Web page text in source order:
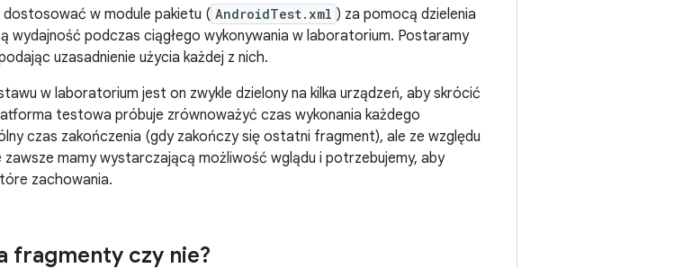
w module pakietu ( AndroidTest.xml ) za pomocą dzielenia
wydajność podczas ciągłego wykonywania w laboratorium. Postaramy
uzasadnienie użycia każdej z nich.
w laboratorium jest on zwykle dzielony na kilka urządzeń, aby skrócić
testowa próbuje zrównoważyć czas wykonania każdego
czas zakończenia (gdy zakończy się ostatni fragment), ale ze względu
mamy wystarczającą możliwość wglądu i potrzebujemy, aby
zachowania.
fragmenty czy nie?